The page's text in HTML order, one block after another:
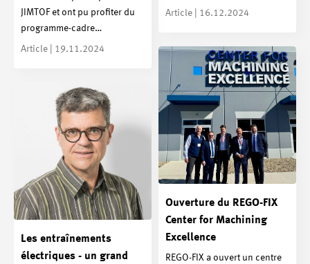
Article | 16.12.2024
JIMTOF et ont pu profiter du
programme-cadre…
Article | 19.11.2024
Ouverture du REGO-FIX
Center for Machining
Excellence
REGO-FIX a ouvert un centre
Les entraînements
électriques - un grand